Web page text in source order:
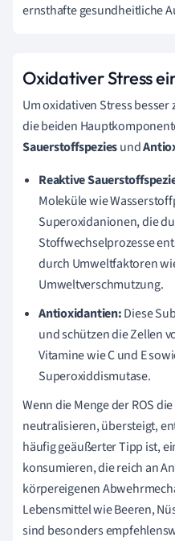
ernsthafte gesundheitliche
Oxidativer Stress
Um oxidativen Stress
die beiden
Sauerstoffspeziesund
Reaktive
Moleküle wie
Superoxidanionen, die
Stoffwechselprozesse
durch Umweltfaktoren
Umweltverschmutzung.
Antioxidantien:Diese
und schützen die Zellen
Vitamine wie C und E
Superoxiddismutase.
Wenn die Menge der ROS
neutralisieren, übersteigt,
häufig geäußerter Tipp ist,
konsumieren, die reich an
körpereigenen
Lebensmittel wie Beeren,
sind besonders